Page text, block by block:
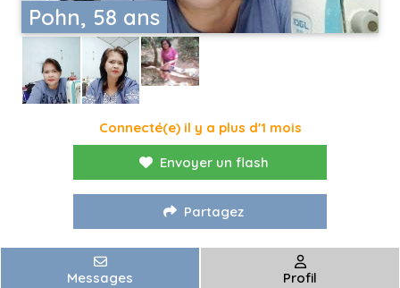
Pohn, 58 ans
Connecté(e) il y a plus d'1 mois
Envoyer un flash
Partagez
Messages Profil